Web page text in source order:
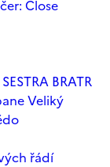
Close
BRATR
Veliký
řádí